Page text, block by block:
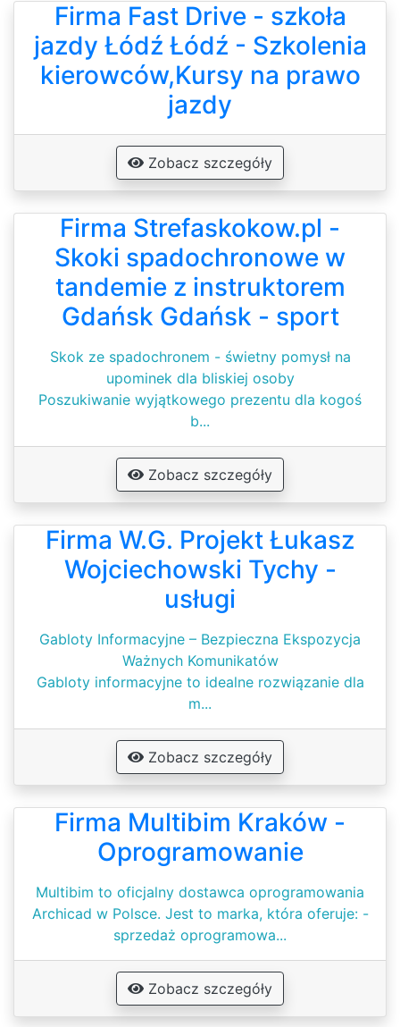
Firma Fast Drive - szkoła
jazdy Łódź Łódź - Szkolenia
kierowców,Kursy na prawo
jazdy
Zobacz szczegóły
Firma Strefaskokow.pl -
Skoki spadochronowe w
tandemie z instruktorem
Gdańsk Gdańsk - sport
Skok ze spadochronem - świetny pomysł na
upominek dla bliskiej osoby
Poszukiwanie wyjątkowego prezentu dla kogoś
b...
Zobacz szczegóły
Firma W.G. Projekt Łukasz
Wojciechowski Tychy -
usługi
Gabloty Informacyjne – Bezpieczna Ekspozycja
Ważnych Komunikatów
Gabloty informacyjne to idealne rozwiązanie dla
m...
Zobacz szczegóły
Firma Multibim Kraków -
Oprogramowanie
Multibim to oficjalny dostawca oprogramowania
Archicad w Polsce. Jest to marka, która oferuje: -
sprzedaż oprogramowa...
Zobacz szczegóły